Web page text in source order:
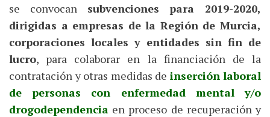
se convocan subvenciones para 2019-2020,
dirigidas a empresas de la Región de Murcia,
corporaciones locales y entidades sin fin de
lucro, para colaborar en la financiación de la
contratación y otras medidas de inserción laboral
de personas con enfermedad mental y/o
drogodependencia en proceso de recuperación y